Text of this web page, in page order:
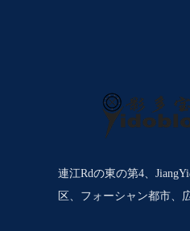
連江Rdの東の第4、
区、フォーシャン都市、